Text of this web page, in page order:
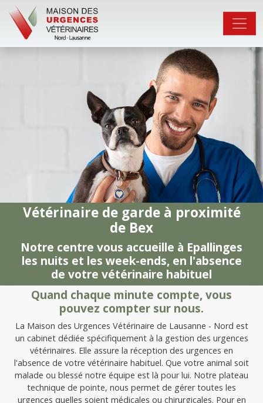
Vétérinaire de garde à proximité
de Bex
Notre centre vous accueille à Epallinges
les nuits et les week-ends, en l'absence
de votre vétérinaire habituel
Quand chaque minute compte, vous
pouvez compter sur nous.
La Maison des Urgences Vétérinaire de Lausanne - Nord est
un cabinet dédiée spécifiquement à la gestion des urgences
vétérinaires. Elle assure la réception des urgences en
l'absence de votre vétérinaire habituel. Que votre animal soit
malade ou blessé notre équipe est là pour lui. Notre plateau
technique de pointe, nous permet de gérer toutes les
urgences quelles soient médicales ou chirurgicales. Pour en